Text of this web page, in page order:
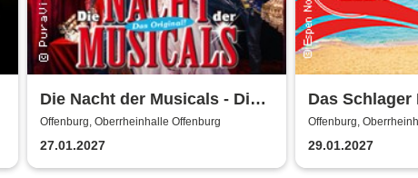
Die Nacht der Musicals - Die
erfolgreichste Musicalgala
aller Zeiten
Offenburg, Oberrheinhalle Offenburg
27.01.2027
Das
den Süden
Offenburg,
29.01.2027